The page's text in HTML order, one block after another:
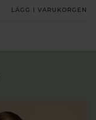
LÄGG I VARUKORGEN